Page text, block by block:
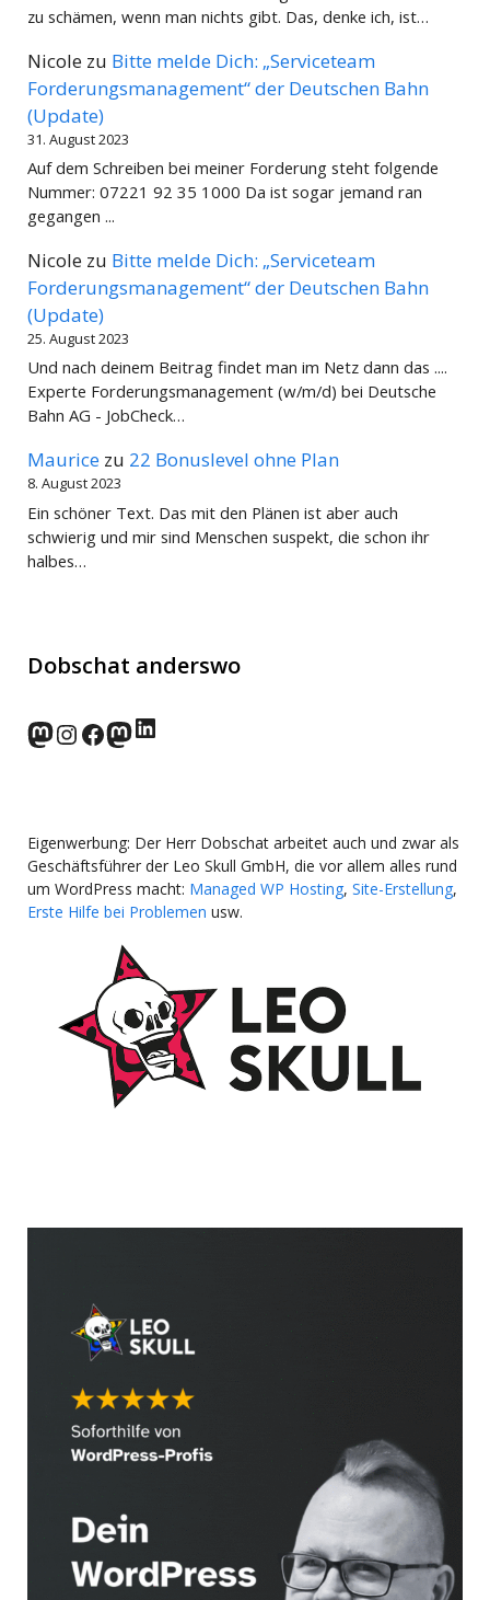
zu schämen, wenn man nichts gibt. Das, denke ich, ist…
Nicole zu Bitte melde Dich: „Serviceteam
Forderungsmanagement“ der Deutschen Bahn
(Update)
31. August 2023
Auf dem Schreiben bei meiner Forderung steht folgende
Nummer: 07221 92 35 1000 Da ist sogar jemand ran
gegangen ...
Nicole zu Bitte melde Dich: „Serviceteam
Forderungsmanagement“ der Deutschen Bahn
(Update)
25. August 2023
Und nach deinem Beitrag findet man im Netz dann das ....
Experte Forderungsmanagement (w/m/d) bei Deutsche
Bahn AG - JobCheck…
Maurice zu 22 Bonuslevel ohne Plan
8. August 2023
Ein schöner Text. Das mit den Plänen ist aber auch
schwierig und mir sind Menschen suspekt, die schon ihr
halbes…
Dobschat anderswo
norden.social
Instagram
Facebook
wp-punks.social
LinkedIn
Eigenwerbung: Der Herr Dobschat arbeitet auch und zwar als
Geschäftsführer der Leo Skull GmbH, die vor allem alles rund
um WordPress macht: Managed WP Hosting, Site-Erstellung,
Erste Hilfe bei Problemen usw.